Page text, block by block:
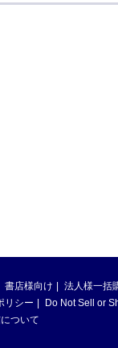
書店様向け 法人様一括
リシー
Do Not Sell or
ついて